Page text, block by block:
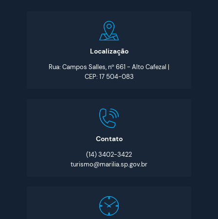
Localização
Rua: Campos Salles, nº 661 - Alto Cafezal |
CEP: 17 504-083
Contato
(14) 3402-3422
turismo@marilia.sp.gov.br